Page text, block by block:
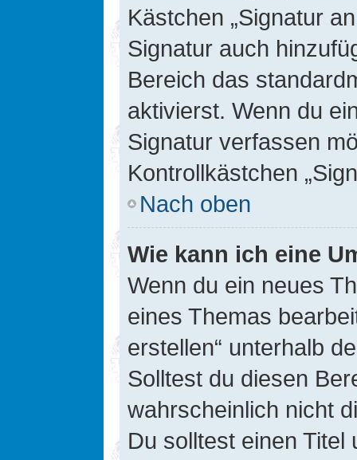
Kästchen „Signatur
Signatur auch
Bereich das
aktivierst. Wenn du
Signatur verfassen
Kontrollkästchen
Nach oben
Wie kann ich eine
Wenn du ein neues
eines Themas
erstellen“ unterhalb
Solltest du diesen
wahrscheinlich nicht
Du solltest einen